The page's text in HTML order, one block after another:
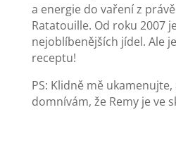
a energie do vaření z
Ratatouille. Od roku 2007
nejoblíbenějších jídel. Ale
receptu!
PS: Klidně mě ukamenujte,
domnívám, že Remy je ve